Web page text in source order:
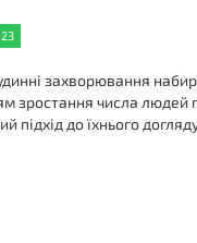
захворювання
зростання числа людей
підхід до їхнього